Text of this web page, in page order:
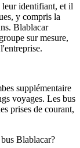
leur identifiant, et il
y compris la
Blablacar
sur mesure,
supplémentaire
voyages. Les bus
prises de courant,
Blablacar?